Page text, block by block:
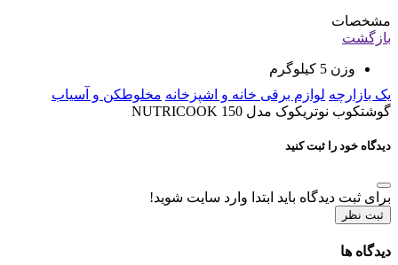
مشخصات
بازگشت
وزن 5 کیلوگرم
یک بازارچه لوازم برقی خانه و اشپزخانه مخلوطکن و آسیاب
گوشتکوب نوتریکوک مدل NUTRICOOK 150
دیدگاه خود را ثبت کنید
برای ثبت دیدگاه باید ابتدا وارد سایت شوید!
ثبت نظر
دیدگاه ها